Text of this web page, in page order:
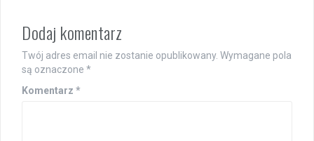
Dodaj komentarz
Twój adres email nie zostanie opublikowany. Wymagane pola
są oznaczone *
Komentarz *